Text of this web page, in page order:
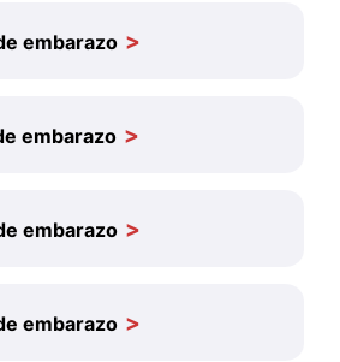
embarazo
embarazo
embarazo
embarazo